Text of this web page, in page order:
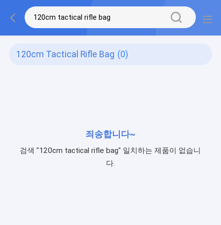
120cm Tactical Rifle Bag (0)
죄송합니다~
검색 "120cm tactical rifle bag" 일치하는 제품이 없습니
다.